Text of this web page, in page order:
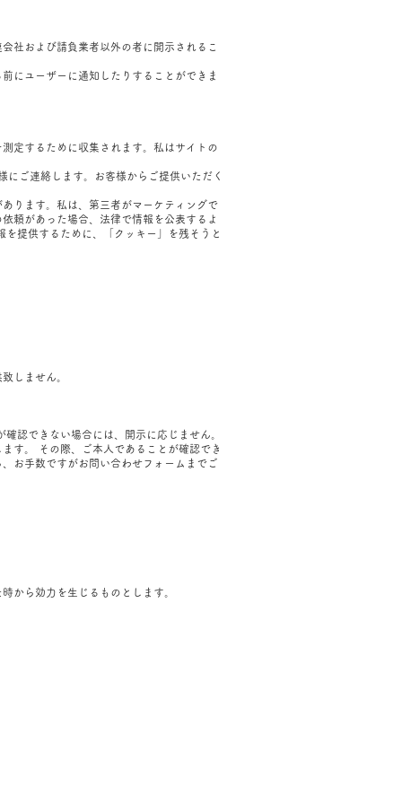
社および請負業者以外の者に開示されるこ
にユーザーに通知したりすることができま
定するために収集されます。私はサイトの
ご連絡します。お客様からご提供いただく
ります。私は、第三者がマーケティングで
頼があった場合、法律で情報を公表するよ
提供するために、「クッキー」を残そうと
しません。
認できない場合には、開示に応じません。
す。 その際、ご本人であることが確認でき
お手数ですがお問い合わせフォームまでご
から効力を生じるものとします。